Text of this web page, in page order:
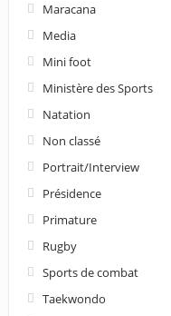
Maracana
Media
Mini foot
Ministère des Sports
Natation
Non classé
Portrait/Interview
Présidence
Primature
Rugby
Sports de combat
Taekwondo